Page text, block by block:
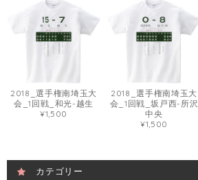
2018_選手権南埼玉大
会_1回戦_和光-越生
¥1,500
2018_選手権南埼玉大
会_1回戦_坂戸西-所沢
中央
¥1,500
カテゴリー